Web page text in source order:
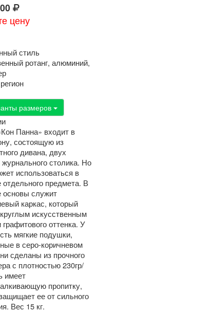
цену
стиль
ротанг, алюминий,
размеров
Панна» входит в
состоящую из
дивана, двух
журнального столика. Но
использоваться в
отдельного предмета. В
основы служит
каркас, который
искусственным
графитового оттенка. У
мягкие подушки,
в серо-коричневом
сделаны из прочного
с плотностью 230гр/
имеет
пропитку,
ее от сильного
Вес 15 кг.